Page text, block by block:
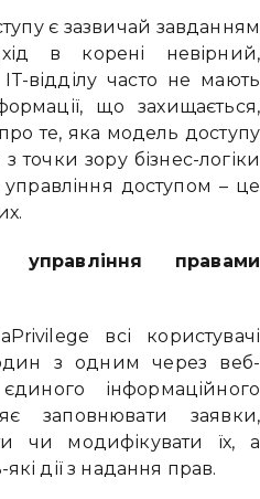
є зазвичай завданням
в корені невірний,
відділу часто не мають
що захищається,
про те, яка модель доступу
зору бізнес-логіки
доступом – це
управління правами
всі користувачі
з одним через веб-
інформаційного
заповнювати заявки,
чи модифікувати їх, а
дії з надання прав.